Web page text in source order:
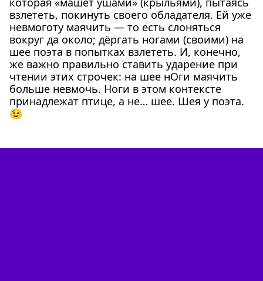
взлететь, покинуть своего обладателя. Ей уже
невмоготу маячить — то есть слоняться
вокруг да около; дёргать ногами (своими) на
шее поэта в попытках взлететь. И, конечно,
же важно правильно ставить ударение при
чтении этих строчек: на шее нОги маячить
больше невмочь. Ноги в этом контексте
принадлежат птице, а не… шее. Шея у поэта.
😉